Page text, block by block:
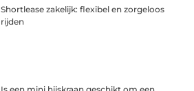
Shortlease zakelijk: flexibel en zorgeloos
rijden